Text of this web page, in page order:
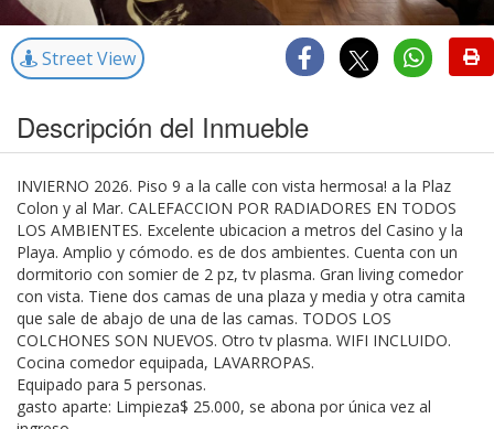
Street View
Descripción del Inmueble
INVIERNO 2026. Piso 9 a la calle con vista hermosa! a la Plaz
Colon y al Mar. CALEFACCION POR RADIADORES EN TODOS
LOS AMBIENTES. Excelente ubicacion a metros del Casino y la
Playa. Amplio y cómodo. es de dos ambientes. Cuenta con un
dormitorio con somier de 2 pz, tv plasma. Gran living comedor
con vista. Tiene dos camas de una plaza y media y otra camita
que sale de abajo de una de las camas. TODOS LOS
COLCHONES SON NUEVOS. Otro tv plasma. WIFI INCLUIDO.
Cocina comedor equipada, LAVARROPAS.
Equipado para 5 personas.
gasto aparte: Limpieza$ 25.000, se abona por única vez al